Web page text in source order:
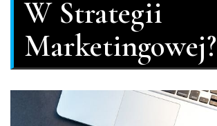
W Strategii
Marketingowej?